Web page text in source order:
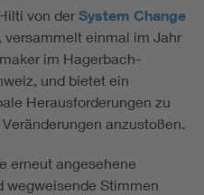
von derSystem Change
versammelt einmal im Jahr
im Hagerbach-
und bietet ein
Herausforderungen zu
anzustoßen.
erneut angesehene
wegweisende Stimmen